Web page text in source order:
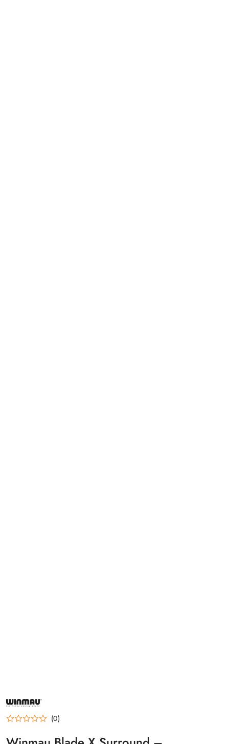
NAZWA
PRODUCENTA:
WINMAU (0)